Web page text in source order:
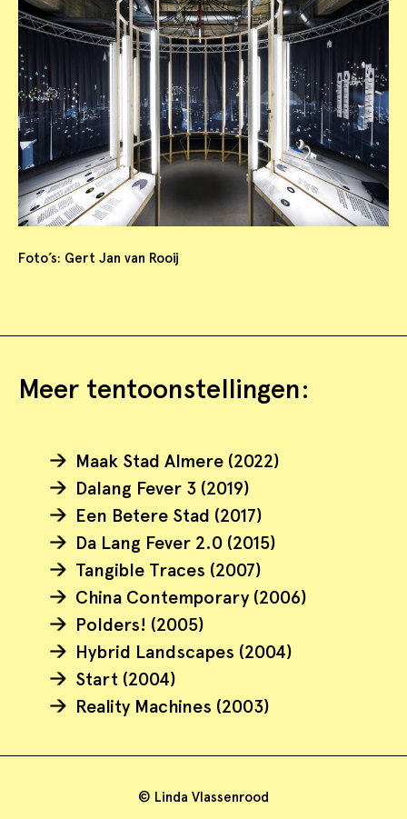
Foto’s: Gert Jan van Rooij
Meer tentoonstellingen:
Maak Stad Almere (2022)
Dalang Fever 3 (2019)
Een Betere Stad (2017)
Da Lang Fever 2.0 (2015)
Tangible Traces (2007)
China Contemporary (2006)
Polders! (2005)
Hybrid Landscapes (2004)
Start (2004)
Reality Machines (2003)
© Linda Vlassenrood